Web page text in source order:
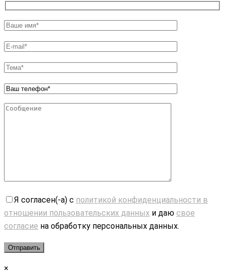
Я согласен(-а) с политикой конфиденциальности в
отношении пользовательских данных и даю свое
согласие на обработку персональных данных.
×